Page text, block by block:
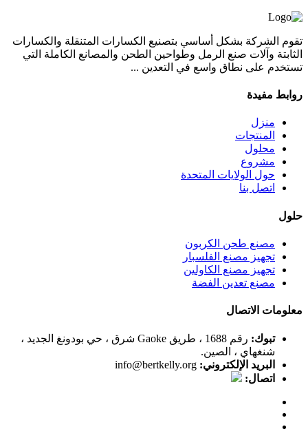
تقوم الشركة بشكل أساسي بتصنيع الكسارات المتنقلة والكسارات
الثابتة وآلات صنع الرمل وطواحين الطحن والمصانع الكاملة التي
تستخدم على نطاق واسع في التعدين ...
روابط مفيدة
منزل
المنتجات
محلول
مشروع
حول الولايات المتحدة
اتصل بنا
حلول
مصنع طحن الكربون
تجهيز مصنع الفلسبار
تجهيز مصنع الكاولين
مصنع تعدين الفضة
معلومات الاتصال
تبوك:
رقم 1688 ، طريق Gaoke شرق ، حي بودونغ الجديد ،
شنغهاي ، الصين.
البريد الإلكتروني: info@bertkelly.org
اتصال: